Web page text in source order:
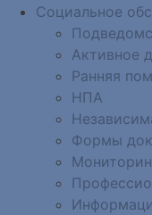
Социальное
Активное
Ранняя
НПА
Формы